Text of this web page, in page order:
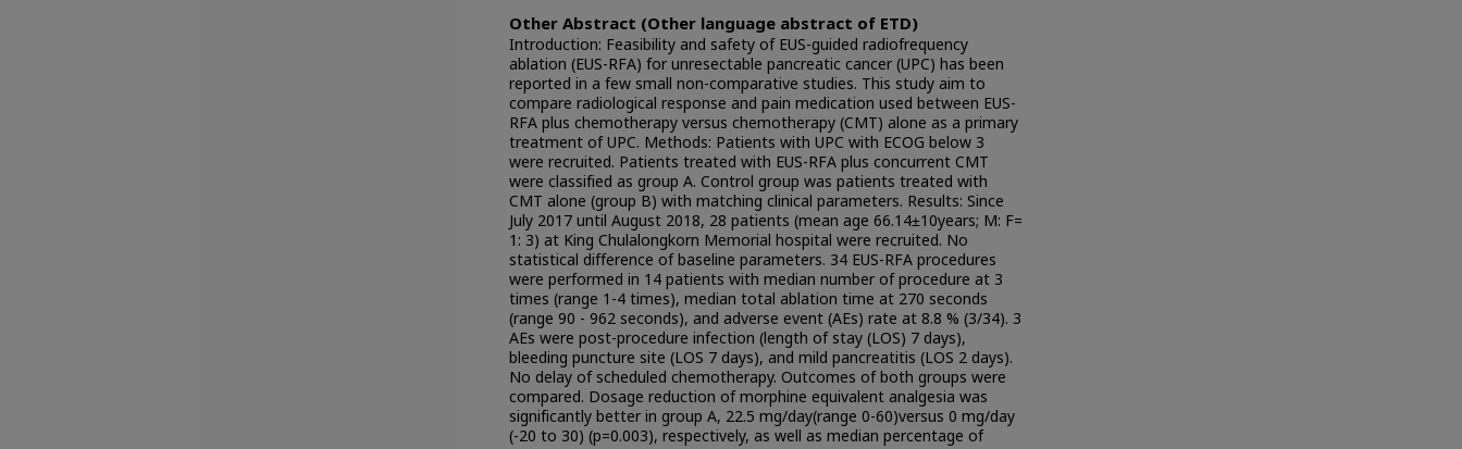
Other Abstract (Other language abstract of ETD)
Introduction: Feasibility and safety of EUS-guided radiofrequency
ablation (EUS-RFA) for unresectable pancreatic cancer (UPC) has been
reported in a few small non-comparative studies. This study aim to
compare radiological response and pain medication used between EUS-
RFA plus chemotherapy versus chemotherapy (CMT) alone as a primary
treatment of UPC. Methods: Patients with UPC with ECOG below 3
were recruited. Patients treated with EUS-RFA plus concurrent CMT
were classified as group A. Control group was patients treated with
CMT alone (group B) with matching clinical parameters. Results: Since
July 2017 until August 2018, 28 patients (mean age 66.14±10years; M: F=
1: 3) at King Chulalongkorn Memorial hospital were recruited. No
statistical difference of baseline parameters. 34 EUS-RFA procedures
were performed in 14 patients with median number of procedure at 3
times (range 1-4 times), median total ablation time at 270 seconds
(range 90 - 962 seconds), and adverse event (AEs) rate at 8.8 % (3/34). 3
AEs were post-procedure infection (length of stay (LOS) 7 days),
bleeding puncture site (LOS 7 days), and mild pancreatitis (LOS 2 days).
No delay of scheduled chemotherapy. Outcomes of both groups were
compared. Dosage reduction of morphine equivalent analgesia was
significantly better in group A, 22.5 mg/day(range 0-60)versus 0 mg/day
(-20 to 30) (p=0.003), respectively, as well as median percentage of